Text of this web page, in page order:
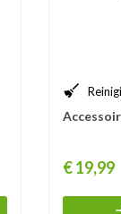
Prijs
€ 19,99